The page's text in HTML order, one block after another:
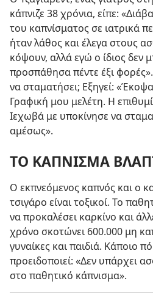
κάπνιζε 38 χρόνια, είπε:
του καπνίσματος σε ιατρικά
ήταν λάθος και έλεγα στους
κόψουν, αλλά εγώ ο ίδιος δεν
προσπάθησα πέντε έξι
να σταματήσει; Εξηγεί:
Γραφική μου μελέτη. Η
Ιεχωβά με υποκίνησε να
αμέσως».
ΤΟ ΚΑΠΝΙΣΜΑ
Ο εκπνεόμενος καπνός και ο
τσιγάρο είναι τοξικοί. Το
να προκαλέσει καρκίνο και
χρόνο σκοτώνει 600.000 μη
γυναίκες και παιδιά. Κάποιο
προειδοποιεί: «Δεν υπάρχει
στο παθητικό κάπνισμα».